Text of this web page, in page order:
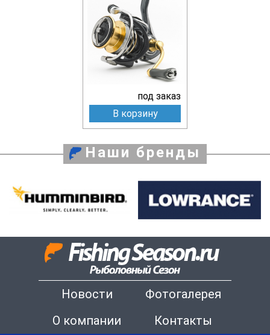
под заказ
В корзину
Наши бренды
Новости
Фотогалерея
О компании
Контакты